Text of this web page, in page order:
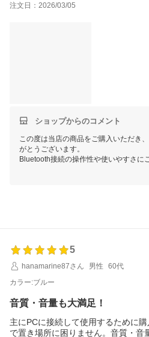
注文日：2026/03/05
ショップからのコメント
この度は当店の商品をご購入いただき
がとうございます。
Bluetooth接続の操作性や使いやすさに
本製品は室内や比較的静かな環境、屋
おります。広いグラウンドなどでのご
問い合わせください！引き続きよろし
FUNLOGYスタッフ
5
hanamarine87さん
男性
60代
カラー:ブルー
音質・音量も大満足！
主にPCに接続して使用するために
で置き場所に困りません。音質・音